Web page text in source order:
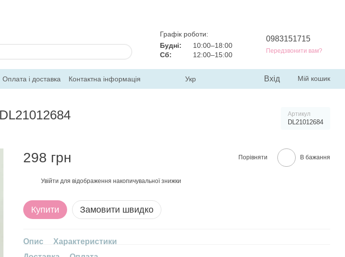
Графік роботи:
Будні:
10:00–18:00
Сб:
12:00–15:00
0983151715
Передзвонити вам?
Оплата і доставка
Контактна інформація
замовлень
Укр Вхід Мій кошик
Артикул
DL21012684
298 грн Порівняти В бажання
Увійти для відображення накопичувальної знижки
Купити Замовити швидко
Опис
Характеристики